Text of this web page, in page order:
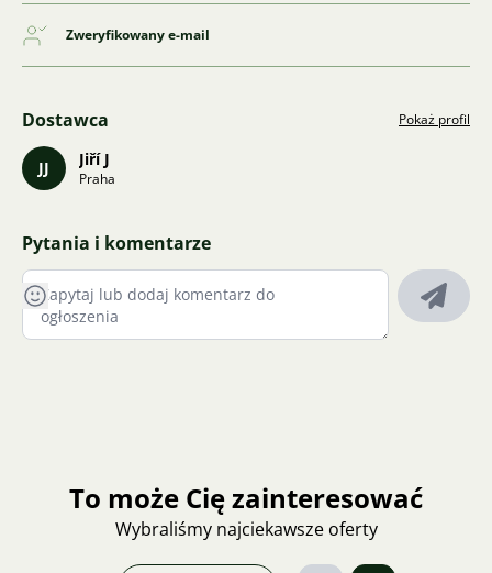
Zweryfikowany e-mail
Dostawca Pokaż profil
JJ Jiří J
Praha
Pytania i komentarze
To może Cię zainteresować
Wybraliśmy najciekawsze oferty